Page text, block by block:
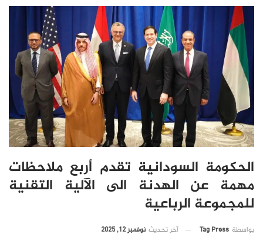
الحكومة السودانية تقدم أربع ملاحظات
مهمة عن الهدنة الى الآلية التقنية
للمجموعة الرباعية
بواسطة Tag Press آخر تحديث نوفمبر 12, 2025